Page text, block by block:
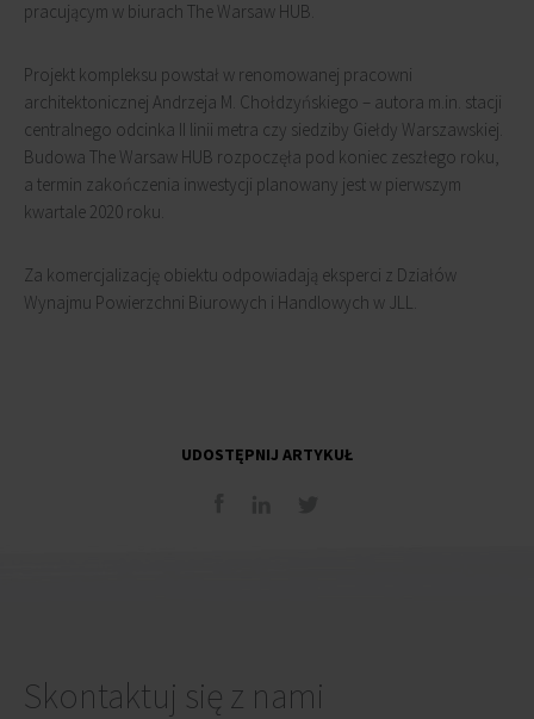
pracującym w biurach The Warsaw HUB.
Projekt kompleksu powstał w renomowanej pracowni
architektonicznej Andrzeja M. Chołdzyńskiego – autora m.in. stacji
centralnego odcinka II linii metra czy siedziby Giełdy Warszawskiej.
Budowa The Warsaw HUB rozpoczęła pod koniec zeszłego roku,
a termin zakończenia inwestycji planowany jest w pierwszym
kwartale 2020 roku.
Za komercjalizację obiektu odpowiadają eksperci z Działów
Wynajmu Powierzchni Biurowych i Handlowych w JLL.
UDOSTĘPNIJ ARTYKUŁ
Skontaktuj się z nami